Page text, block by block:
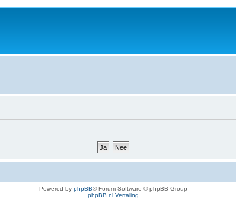
Powered by phpBB® Forum Software © phpBB Group
phpBB.nl Vertaling